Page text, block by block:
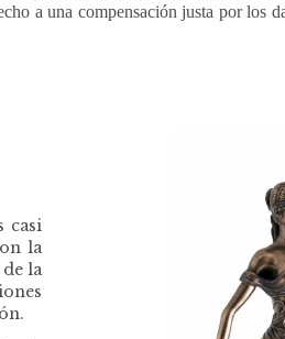
a una compensación justa por los
casi
la
la